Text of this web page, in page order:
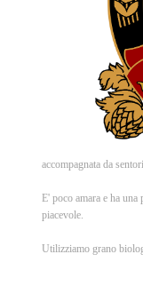
accompagnata da
E' poco amara e ha
piacevole.
Utilizziamo grano